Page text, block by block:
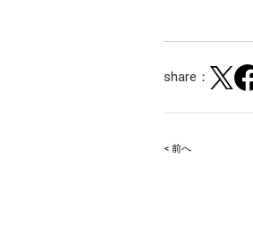
share：
Post
< 前へ